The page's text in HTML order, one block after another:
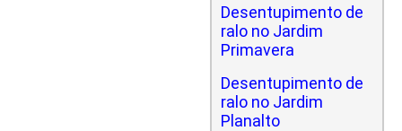
Desentupimento de
ralo no Jardim
Primavera
Desentupimento de
ralo no Jardim
Planalto